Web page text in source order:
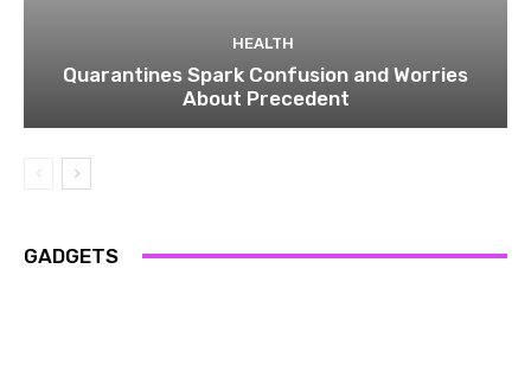
HEALTH
Quarantines Spark Confusion and Worries
About Precedent
GADGETS